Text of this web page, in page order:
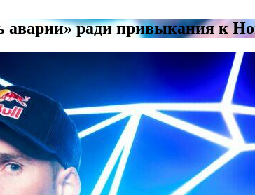
аварии» ради привыкания к